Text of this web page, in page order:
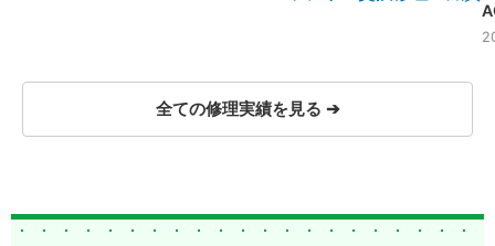
全ての修理実績を見る ➔